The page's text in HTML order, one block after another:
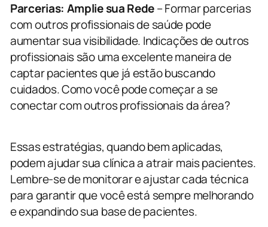
Parcerias: Amplie sua Rede– Formar parcerias
com outros profissionais de saúde pode
aumentar sua visibilidade. Indicações de outros
profissionais são uma excelente maneira de
captar pacientes que já estão buscando
cuidados. Como você pode começar a se
conectar com outros profissionais da área?
Essas estratégias, quando bem aplicadas,
podem ajudar sua clínica a atrair mais pacientes.
Lembre-se de monitorar e ajustar cada técnica
para garantir que você está sempre melhorando
e expandindo sua base de pacientes.